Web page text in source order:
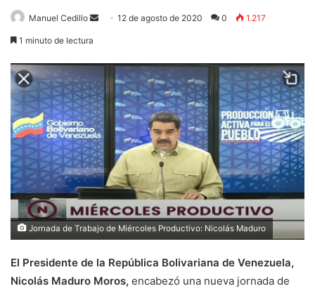
Manuel Cedillo
Send12 de agosto de 2020 0 1.217
1 minuto de lectura
Jornada de Trabajo de Miércoles Productivo: Nicolás Maduro
El Presidente de la República Bolivariana de Venezuela,
Nicolás Maduro Moros, encabezó una nueva jornada de